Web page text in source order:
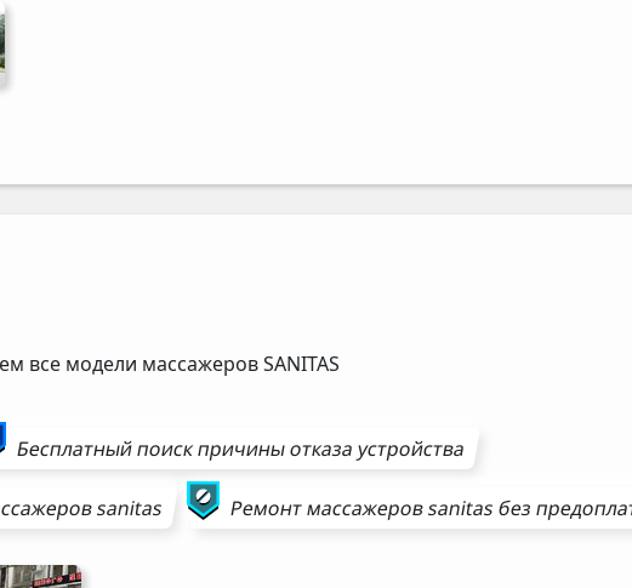
все модели массажеровSANITAS
Бесплатный поиск причины отказа устройства
sanitas Ремонтмассажеровsanitasбез